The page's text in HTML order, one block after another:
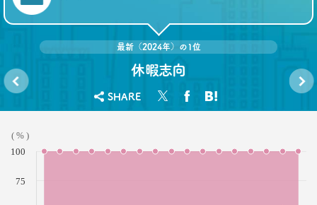
2022.04.18
「料理好き」減少！ どこからが手料理？
調査で分かった新定義
–日経クロストレンド 連載㉕–
弘中綾香アナに学ぶ
最新（2024年）の1位
休暇志向
SHARE
と成長
長
一志向
( % )
100
75